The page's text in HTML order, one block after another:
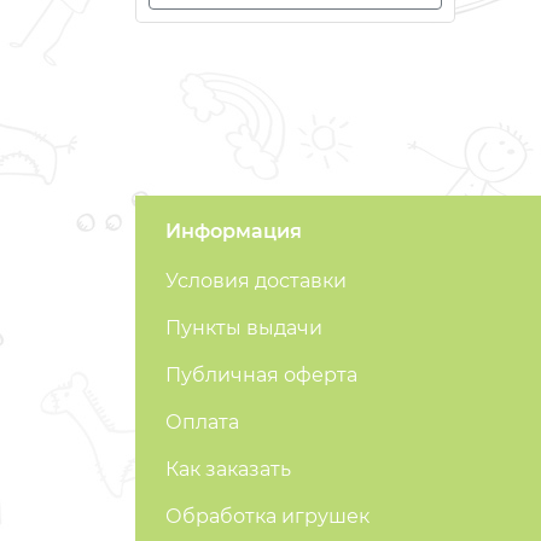
КРОВАТКИ / МАНЕЖИ
МЕДИЦИНСКОЕ ОБОРУДОВАНИЕ
СПОРТКОМПЛЕКСЫ
Информация
Условия доставки
Пункты выдачи
Публичная оферта
Оплата
Как заказать
Обработка игрушек